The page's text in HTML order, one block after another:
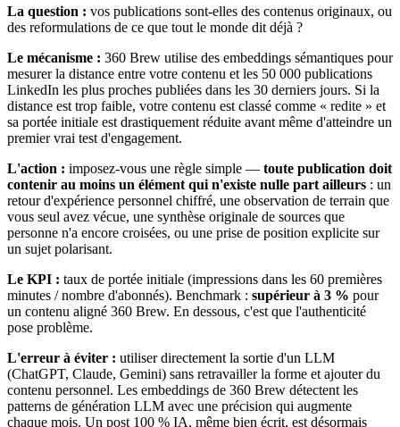
La question : vos publications sont-elles des contenus originaux, ou
des reformulations de ce que tout le monde dit déjà ?
Le mécanisme : 360 Brew utilise des embeddings sémantiques pour
mesurer la distance entre votre contenu et les 50 000 publications
LinkedIn les plus proches publiées dans les 30 derniers jours. Si la
distance est trop faible, votre contenu est classé comme « redite » et
sa portée initiale est drastiquement réduite avant même d'atteindre un
premier vrai test d'engagement.
L'action : imposez-vous une règle simple — toute publication doit
contenir au moins un élément qui n'existe nulle part ailleurs : un
retour d'expérience personnel chiffré, une observation de terrain que
vous seul avez vécue, une synthèse originale de sources que
personne n'a encore croisées, ou une prise de position explicite sur
un sujet polarisant.
Le KPI : taux de portée initiale (impressions dans les 60 premières
minutes / nombre d'abonnés). Benchmark : supérieur à 3 % pour
un contenu aligné 360 Brew. En dessous, c'est que l'authenticité
pose problème.
L'erreur à éviter : utiliser directement la sortie d'un LLM
(ChatGPT, Claude, Gemini) sans retravailler la forme et ajouter du
contenu personnel. Les embeddings de 360 Brew détectent les
patterns de génération LLM avec une précision qui augmente
chaque mois. Un post 100 % IA, même bien écrit, est désormais